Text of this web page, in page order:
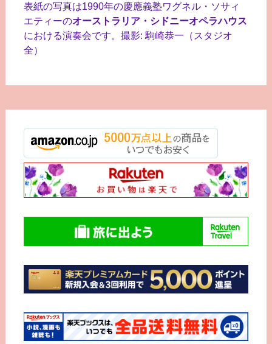
表紙の写真は1990年の慶應義塾ワグネル・ソサィ
エティーのオーストラリア・シドニーオペラハウス
における演奏会です。撮影: 駒崎恭一（スタジオ
全）